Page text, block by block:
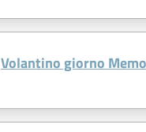
Volantino giorno